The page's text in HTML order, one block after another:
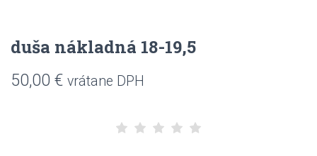
duša nákladná 18-19,5
50,00 € vrátane DPH